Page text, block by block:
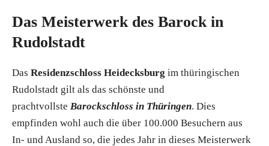
Das Meisterwerk des Barock in
Rudolstadt
Das Residenzschloss Heidecksburg im thüringischen
Rudolstadt gilt als das schönste und
prachtvollste Barockschloss in Thüringen. Dies
empfinden wohl auch die über 100.000 Besuchern aus
In- und Ausland so, die jedes Jahr in dieses Meisterwerk